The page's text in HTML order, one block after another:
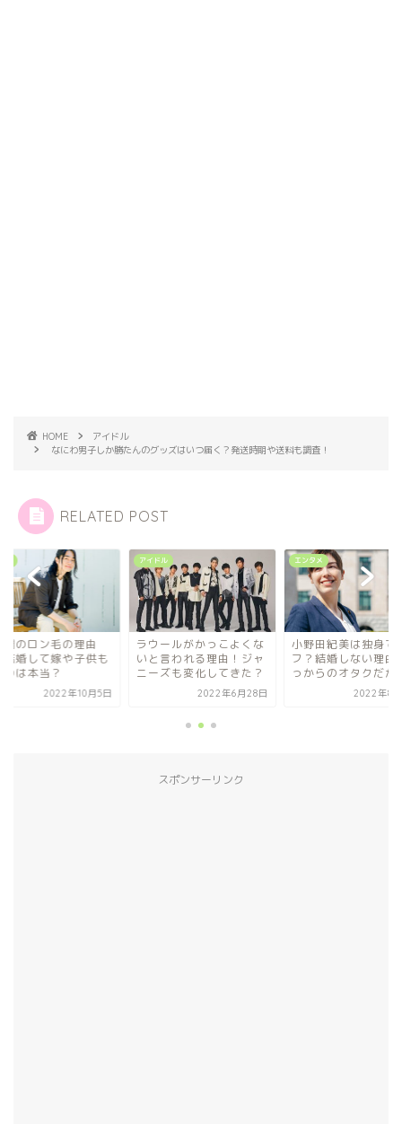
HOME
アイドル
なにわ男子しか勝たんのグッズはいつ届く？発送時期や送料も調査！
RELATED POST
潤のロン毛の理由
結婚して嫁や子供も
のは本当？
2022年10月5日
アイドル
ラウールがかっこよくな
いと言われる理由！ジャ
ニーズも変化してきた？
2022年6月28日
エンタメ
小野田紀美は独身で
フ？結婚しない理由
っからのオタクだか
2022年8
スポンサーリンク